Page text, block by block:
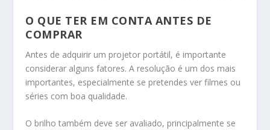
O QUE TER EM CONTA ANTES DE
COMPRAR
Antes de adquirir um projetor portátil, é importante
considerar alguns fatores. A resolução é um dos mais
importantes, especialmente se pretendes ver filmes ou
séries com boa qualidade.
O brilho também deve ser avaliado, principalmente se